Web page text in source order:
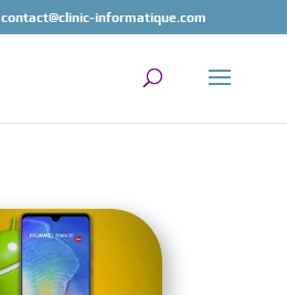
contact@clinic-informatique.com